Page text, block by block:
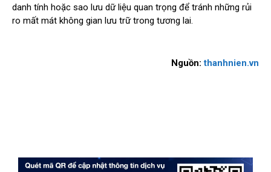
danh tính hoặc sao lưu dữ liệu quan trọng để tránh những rủi
ro mất mát không gian lưu trữ trong tương lai.
Nguồn:thanhnien.vn